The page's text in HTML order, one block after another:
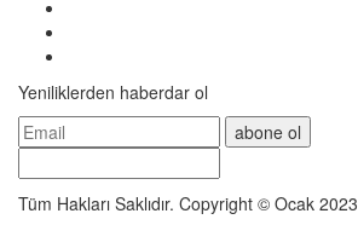
Yeniliklerden haberdar ol
abone ol
Tüm Hakları Saklıdır. Copyright © Ocak 2023